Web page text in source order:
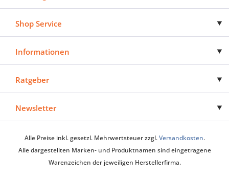
Shop Service
Informationen
Ratgeber
Newsletter
Alle Preise inkl. gesetzl. Mehrwertsteuer zzgl.Versandkosten.
Alle dargestellten Marken- und Produktnamen sind eingetragene
Warenzeichen der jeweiligen Herstellerfirma.